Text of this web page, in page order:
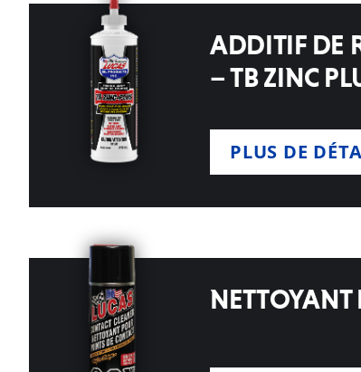
ADDITIF DE
– TB ZINC
PLUS DE
NETTOYANT